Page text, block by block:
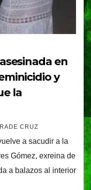
en
y
la
CRUZ
a sacudir a la
Gómez, exreina de
a balazos al interior